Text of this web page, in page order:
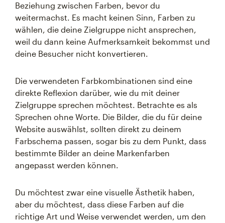
Beziehung zwischen Farben, bevor du
weitermachst. Es macht keinen Sinn, Farben zu
wählen, die deine Zielgruppe nicht ansprechen,
weil du dann keine Aufmerksamkeit bekommst und
deine Besucher nicht konvertieren.
Die verwendeten Farbkombinationen sind eine
direkte Reflexion darüber, wie du mit deiner
Zielgruppe sprechen möchtest. Betrachte es als
Sprechen ohne Worte. Die Bilder, die du für deine
Website auswählst, sollten direkt zu deinem
Farbschema passen, sogar bis zu dem Punkt, dass
bestimmte Bilder an deine Markenfarben
angepasst werden können.
Du möchtest zwar eine visuelle Ästhetik haben,
aber du möchtest, dass diese Farben auf die
richtige Art und Weise verwendet werden, um den